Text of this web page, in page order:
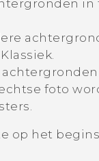
Klassiek.
achtergronden
foto
op het